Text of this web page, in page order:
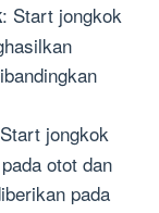
: Start jongkok
jongkok
otot dan
pada